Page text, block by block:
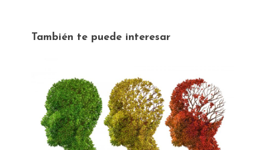
También te puede interesar